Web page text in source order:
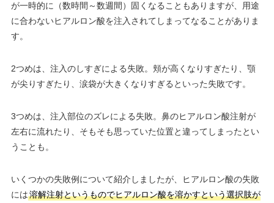
が一時的に（数時間～数週間）固くなることもありますが、用途
に合わないヒアルロン酸を注入されてしまってなることがありま
す。
2つめは、注入のしすぎによる失敗。頬が高くなりすぎたり、顎
が尖りすぎたり、涙袋が大きくなりすぎるといった失敗です。
3つめは、注入部位のズレによる失敗。鼻のヒアルロン酸注射が
左右に流れたり、そもそも思っていた位置と違ってしまったとい
うことも。
いくつかの失敗例について紹介しましたが、ヒアルロン酸の失敗
には溶解注射というものでヒアルロン酸を溶かすという選択肢が